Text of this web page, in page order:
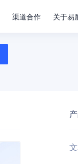
渠道合作 关于易